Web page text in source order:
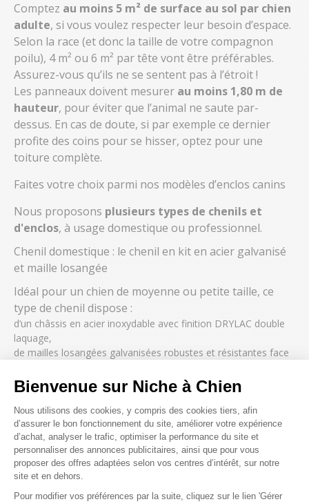
Bienvenue sur Niche à Chien
Plateforme de Gestion du
Nous utilisons des cookies, y compris des cookies tiers, afin
d’assurer le bon fonctionnement du site, améliorer votre expérience
d’achat, analyser le trafic, optimiser la performance du site et
personnaliser des annonces publicitaires, ainsi que pour vous
proposer des offres adaptées selon vos centres d’intérêt, sur notre
site et en dehors.
Pour modifier vos préférences par la suite, cliquez sur le lien 'Gérer
Comptez au moins 5 m² de surface au sol par chien
adulte, si vous voulez respecter leur besoin d’espace.
Selon la race (et donc la taille de votre compagnon
poilu), 4 m² ou 6 m² par tête vont être préférables.
Assurez-vous qu’ils ne se sentent pas à l’étroit !
Les panneaux doivent mesurer au moins 1,80 m de
hauteur, pour éviter que l’animal ne saute par-
dessus. En cas de doute, si par exemple ce dernier
profite des coins pour se hisser, optez pour une
toiture complète.
Faites votre choix parmi nos modèles d’enclos canins
Nous proposons plusieurs types de chenils et
d'enclos, à usage domestique ou professionnel.
Chenil domestique : le chenil en kit en acier galvanisé
et maille losangée
Idéal pour un chien de moyenne ou petite taille, ce
type de chenil dispose :
d’un châssis en acier inoxydable avec finition DRYLAC double
laquage,
de mailles losangées galvanisées robustes et résistantes face
d’une porte dotée d’un verrou de sécurité,
d’une bâche en polyéthylène pour le toit pour le protéger des
intempéries.